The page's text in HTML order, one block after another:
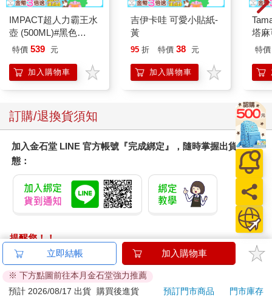
IMPACT超人力霸王水
壺 (500ML)#黑色
IMUTB01BK
特價 539 元
加入購物車
吉伊卡哇 可愛小貼紙-
黃
95 折 特價 38 元
加入購物車
塔
園
特價
訂購/退換貨須知
加入金石堂 LINE 官方帳號『完成綁定』，隨時掌握出貨動
態：
提醒您！！
金石堂及銀行均不會請您操作ATM! 如接獲電話要求您前往
ATM提款機，請不要聽從指示，以免受騙上當！
退換貨須知：
立即結帳 加入購物車
※ 下方點圖前往本月金石堂強力推薦
預計 2026/08/17 出貨
購買後進貨 預訂門市商品
門市庫存